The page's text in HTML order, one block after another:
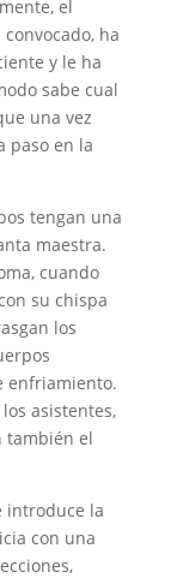
el
ha
y le ha
sabe cual
una vez
paso en la
tengan una
maestra.
cuando
su chispa
los
enfriamiento.
asistentes,
también el
introduce la
con una